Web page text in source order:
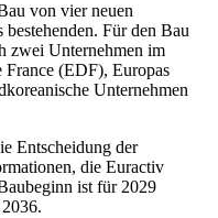
von vier neuen
Für den Bau
zwei Unternehmen im
France (EDF), Europas
Unternehmen
Entscheidung der
die Euractiv
ist für 2029